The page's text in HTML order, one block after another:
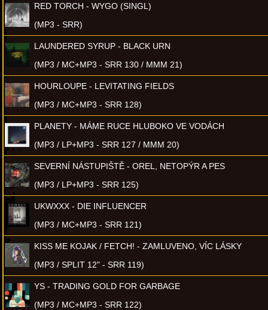
RED TORCH - WYGO (SINGL)
(MP3 - SRR)
LAUNDERED SYRUP - BLACK URN
(MP3 / MC+MP3 - SRR 130 / MMM 21)
HOURLOUPE - LEVITATING FIELDS
(MP3 / MC+MP3 - SRR 128)
PLANETY - MÁME RUCE HLUBOKO VE VODÁCH
(MP3 / LP+MP3 - SRR 127 / MMM 20)
SEVERNÍ NÁSTUPIŠTĚ - OREL, NETOPÝR A PES
(MP3 / LP+MP3 - SRR 125)
UKWXXX - DIE INFLUENCER
(MP3 / MC+MP3 - SRR 121)
KISS ME KOJAK / FETCH! - ZAMLUVENO, VÍC LÁSKY
(MP3 / SPLIT 12" - SRR 119)
YS - TRADING GOLD FOR GARBAGE
(MP3 / MC+MP3 - SRR 122)